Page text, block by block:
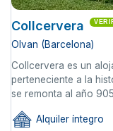
Collcervera
Olvan (Barcelona)
Collcervera es un
perteneciente a la
se remonta al año
Alquiler íntegro